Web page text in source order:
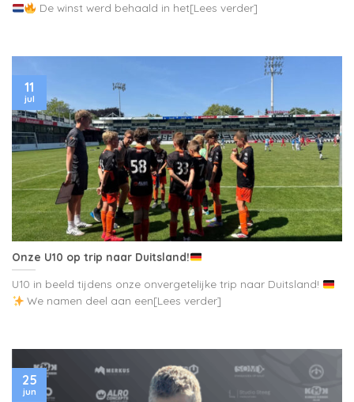
De winst werd behaald in het[Lees verder]
Onze U10 op trip naar Duitsland!
U10 in beeld tijdens onze onvergetelijke trip naar Duitsland!
We namen deel aan een[Lees verder]
11
jul
25
jun